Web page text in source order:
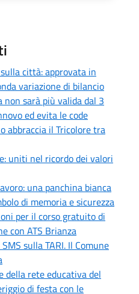
città: approvata in
variazione di bilancio
sarà più valida dal 3
ed evita le code
abbraccia il Tricolore tra
uniti nel ricordo dei valori
una panchina bianca
di memoria e sicurezza
per il corso gratuito di
con ATS Brianza
sulla TARI. Il Comune
della rete educativa del
di festa con le